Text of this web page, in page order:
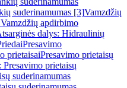
suderinamumas [3]Vamzdžių
apdirbimo
dalys: Hidraulinių
Presavimo
prietaisaiPresavimo prietaisų
Presavimo prietaisų
suderinamumas